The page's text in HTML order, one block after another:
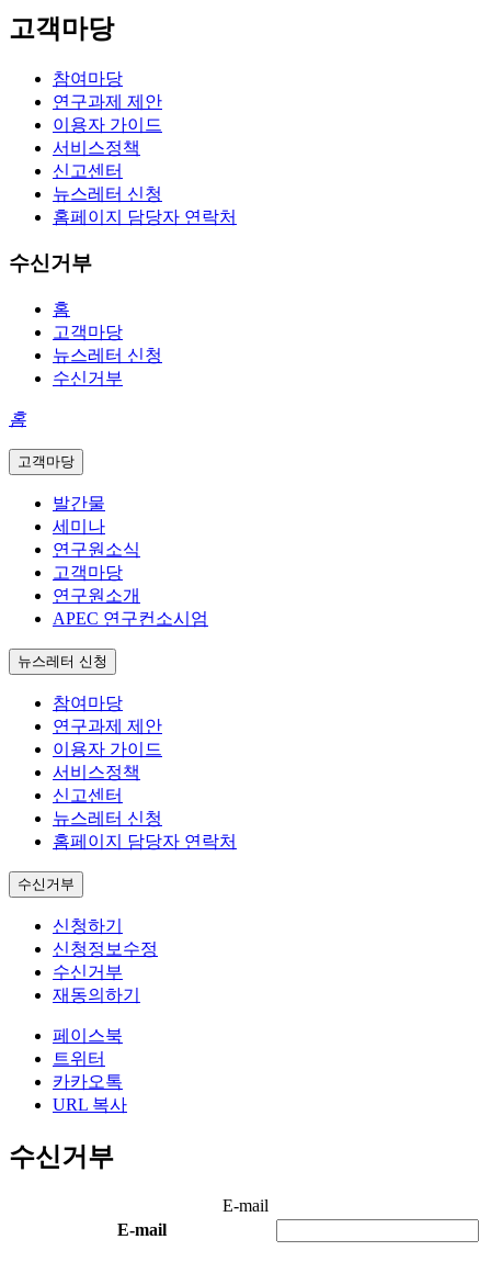
고객마당
참여마당
연구과제 제안
이용자 가이드
서비스정책
신고센터
뉴스레터 신청
홈페이지 담당자 연락처
수신거부
홈
고객마당
뉴스레터 신청
수신거부
홈
고객마당
발간물
세미나
연구원소식
고객마당
연구원소개
APEC 연구컨소시엄
뉴스레터 신청
참여마당
연구과제 제안
이용자 가이드
서비스정책
신고센터
뉴스레터 신청
홈페이지 담당자 연락처
수신거부
신청하기
신청정보수정
수신거부
재동의하기
페이스북
트위터
카카오톡
URL 복사
수신거부
E-mail
E-mail